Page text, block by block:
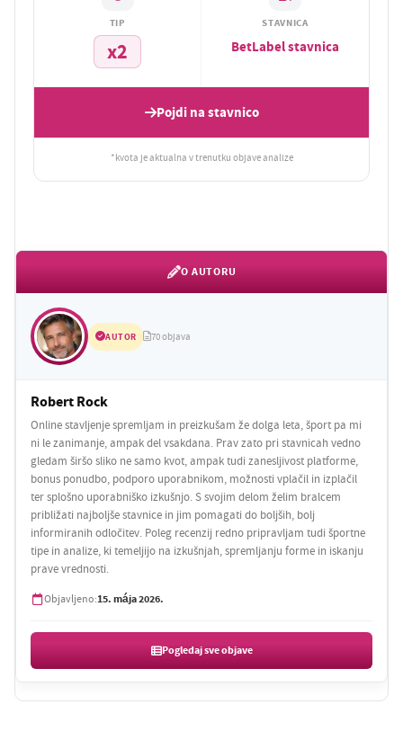
TIP
x2
STAVNICA
BetLabel stavnica
Pojdi na stavnico
*kvota je aktualna v trenutku objave analize
O AUTORU
AUTOR 70 objava
Robert Rock
Online stavljenje spremljam in preizkušam že dolga leta, šport pa mi
ni le zanimanje, ampak del vsakdana. Prav zato pri stavnicah vedno
gledam širšo sliko ne samo kvot, ampak tudi zanesljivost platforme,
bonus ponudbo, podporo uporabnikom, možnosti vplačil in izplačil
ter splošno uporabniško izkušnjo. S svojim delom želim bralcem
približati najboljše stavnice in jim pomagati do boljših, bolj
informiranih odločitev. Poleg recenzij redno pripravljam tudi športne
tipe in analize, ki temeljijo na izkušnjah, spremljanju forme in iskanju
prave vrednosti.
Objavljeno:15. mája 2026.
Pogledaj sve objave